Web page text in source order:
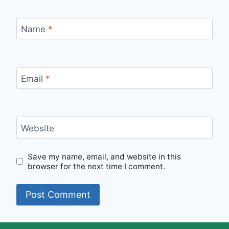
Name *
Email *
Website
Save my name, email, and website in this
browser for the next time I comment.